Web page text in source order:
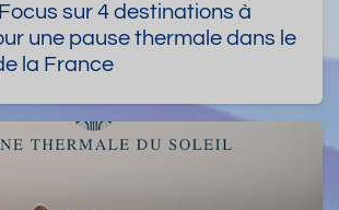
sur 4 destinations à
une pause thermale dans le
la France